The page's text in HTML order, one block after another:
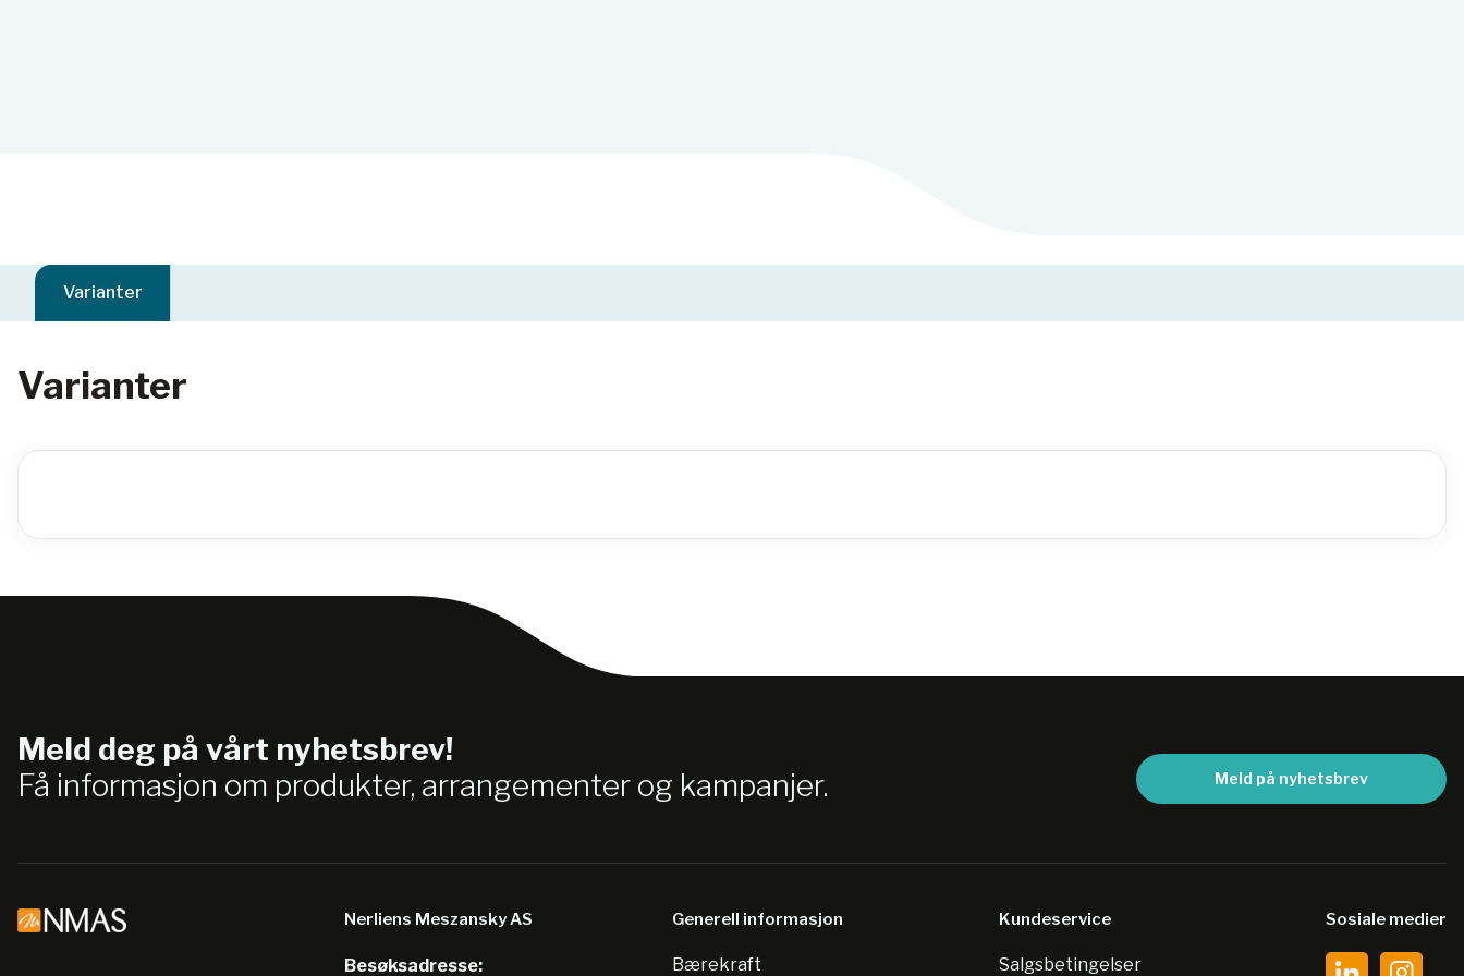
Varianter
Varianter
Meld deg på vårt nyhetsbrev!
Få informasjon om produkter, arrangementer og kampanjer.
Meld på nyhetsbrev
Nerliens Meszansky AS
Besøksadresse:
Generell informasjon
Bærekraft
Kundeservice
Salgsbetingelser
Sosiale medier